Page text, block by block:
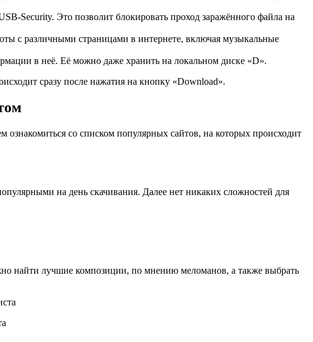
Security. Это позволит блокировать проход заражённого файла на
с различными страницами в интернете, включая музыкальные
в неё. Её можно даже хранить на локальном диске «D».
сразу после нажатия на кнопку «Download».
со списком популярных сайтов, на которых происходит
на день скачивания. Далее нет никаких сложностей для
найти лучшие композиции, по мнению меломанов, а также выбрать